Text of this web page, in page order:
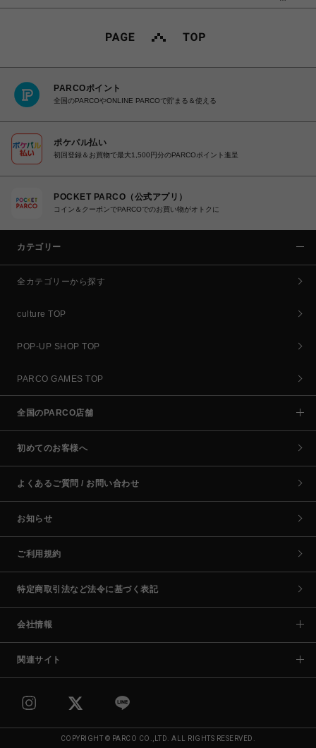
PARCOポイント
全国のPARCOやONLINE PARCOで貯まる＆使える
ポケパル払い
初回登録＆お買物で最大1,500円分のPARCOポイント進呈
POCKET PARCO（公式アプリ）
コイン＆クーポンでPARCOでのお買い物がオトクに
カテゴリー
全カテゴリーから探す
culture TOP
POP-UP SHOP TOP
PARCO GAMES TOP
全国のPARCO店舗
初めてのお客様へ
よくあるご質問 / お問い合わせ
お知らせ
ご利用規約
特定商取引法など法令に基づく表記
会社情報
関連サイト
COPYRIGHT © PARCO CO.,LTD. ALL RIGHTS RESERVED.